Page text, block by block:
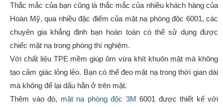
Thắc mắc của bạn cũng là thắc mắc của nhiều khách hàng của
Hoàn Mỹ, qua nhiều đặc điểm của mặt nạ phòng độc 6001, các
chuyên gia khẳng định bạn hoàn toàn có thể sử dụng được
chiếc mặt nạ trong phòng thí nghiệm.
Với chất liệu TPE mềm giúp ôm vừa khít khuôn mặt mà không
tạo cảm giác lỏng lẻo. Bạn có thể đeo mặt nạ trong thời gian dài
mà không để lại dấu hằn ở trên mặt.
Thêm vào đó, mặt nạ phòng độc 3M 6001 được thiết kế với